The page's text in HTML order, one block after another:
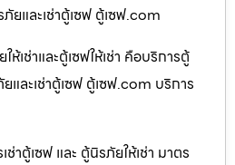
ยและเช่าตู้เซฟ ตู้เซฟ.com
ห้เช่าและตู้เซฟให้เช่า คือบริการตู้
และเช่าตู้เซฟ ตู้เซฟ.com บริการ
ช่าตู้เซฟ และ ตู้นิรภัยให้เช่า มาตร